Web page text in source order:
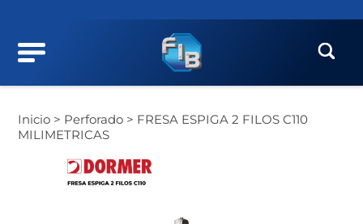
Inicio > Perforado > FRESA ESPIGA 2 FILOS C110
MILIMETRICAS